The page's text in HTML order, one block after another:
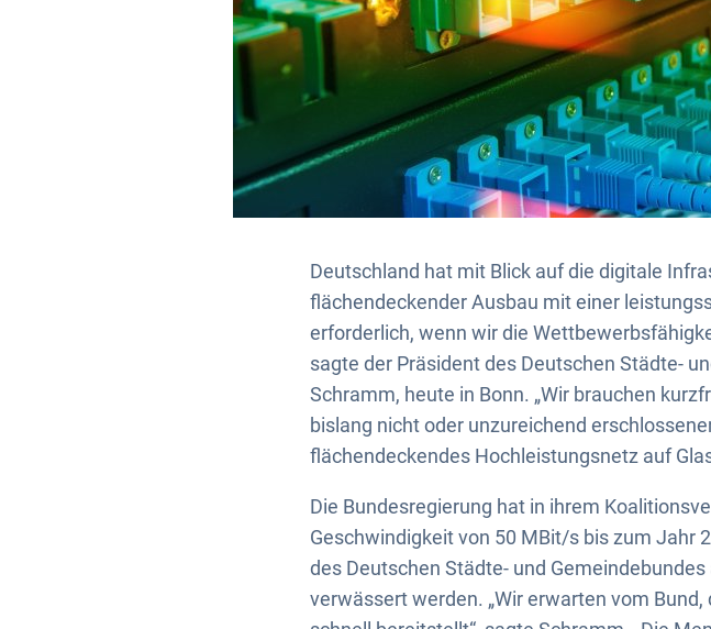
Deutschland hat mit Blick auf die digitale
flächendeckender Ausbau mit einer
erforderlich, wenn wir die
sagte der Präsident des Deutschen Städte-
Schramm, heute in Bonn. „Wir brauchen
bislang nicht oder unzureichend
flächendeckendes Hochleistungsnetz auf
Die Bundesregierung hat in ihrem
Geschwindigkeit von 50 MBit/s bis zum Jahr
des Deutschen Städte- und
verwässert werden. „Wir erwarten vom